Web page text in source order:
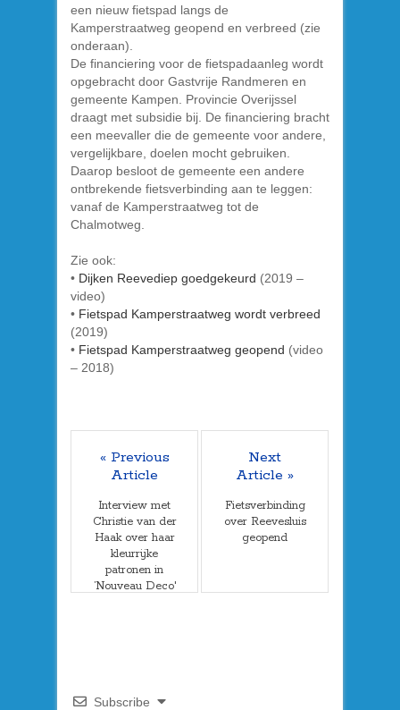
een nieuw fietspad langs de
Kamperstraatweg geopend en verbreed (zie
onderaan).
De financiering voor de fietspadaanleg wordt
opgebracht door Gastvrije Randmeren en
gemeente Kampen. Provincie Overijssel
draagt met subsidie bij. De financiering bracht
een meevaller die de gemeente voor andere,
vergelijkbare, doelen mocht gebruiken.
Daarop besloot de gemeente een andere
ontbrekende fietsverbinding aan te leggen:
vanaf de Kamperstraatweg tot de
Chalmotweg.
Zie ook:
• Dijken Reevediep goedgekeurd (2019 –
video)
• Fietspad Kamperstraatweg wordt verbreed
(2019)
• Fietspad Kamperstraatweg geopend (video
– 2018)
« Previous
Article
Interview met
Christie van der
Haak over haar
kleurrijke
patronen in
’Nouveau Deco'
Next
Article »
Fietsverbinding
over Reevesluis
geopend
Subscribe